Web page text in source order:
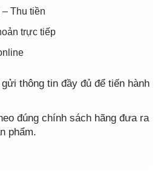
Thu tiền
trực tiếp
thông tin đầy đủ để tiến hành
đúng chính sách hãng đưa ra
phẩm.